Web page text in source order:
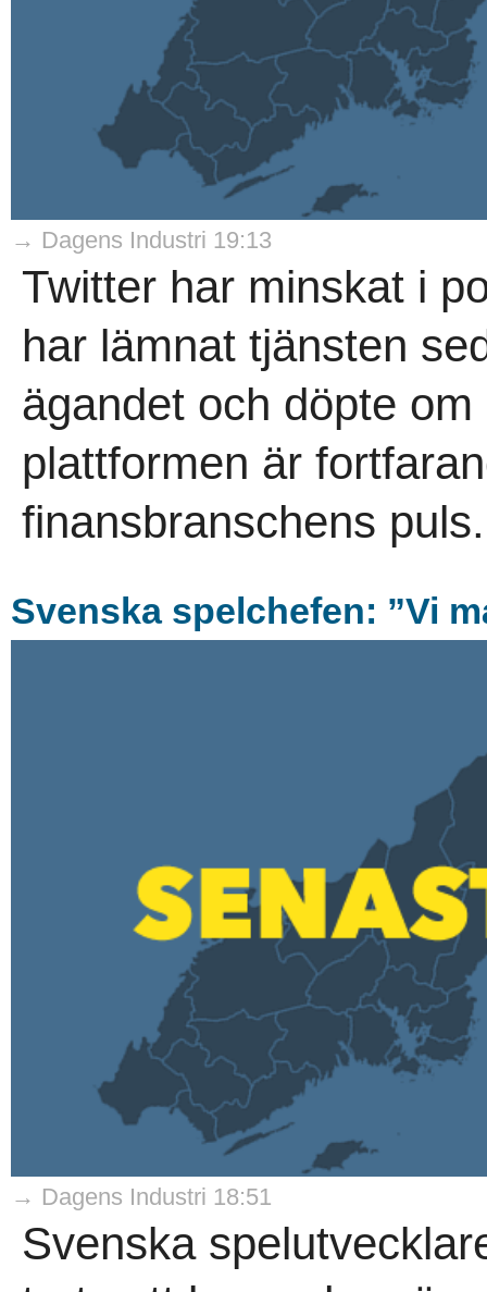
→ Dagens Industri 19:13
Twitter har minskat i
har lämnat tjänsten
ägandet och döpte
plattformen är
finansbranschens
Svenska spelchefen: ”Vi
→ Dagens Industri 18:51
Svenska